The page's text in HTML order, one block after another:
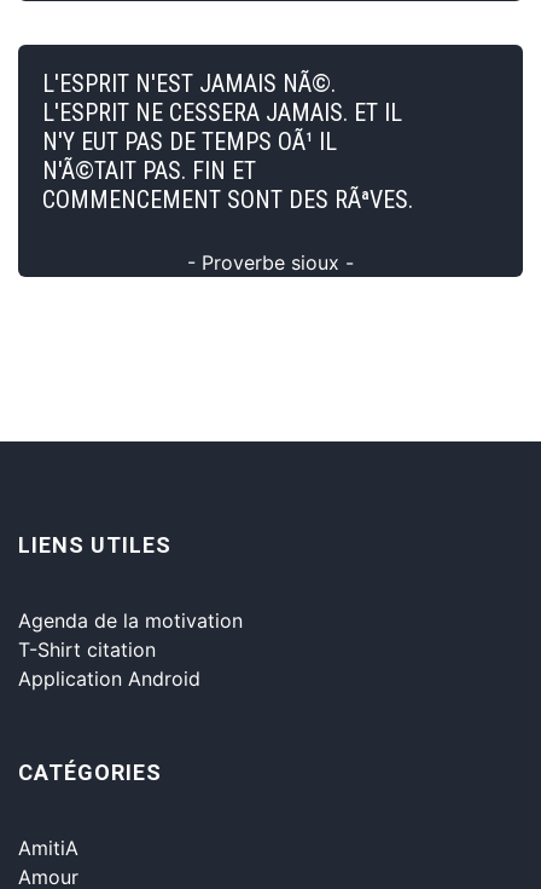
L'ESPRIT N'EST JAMAIS NÃ©.
L'ESPRIT NE CESSERA JAMAIS. ET IL
N'Y EUT PAS DE TEMPS OÃ¹ IL
N'Ã©TAIT PAS. FIN ET
COMMENCEMENT SONT DES RÃªVES.
- Proverbe sioux -
LIENS UTILES
Agenda de la motivation
T-Shirt citation
Application Android
CATÉGORIES
AmitiA
Amour